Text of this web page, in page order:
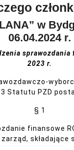
w
06.04.2024 r.
sprawozdania
2023 r.
Statutu PZD
§ 1
finansowe
składające